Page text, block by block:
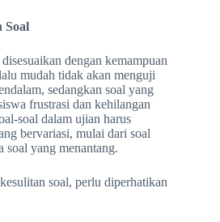
Soal
dengan kemampuan
mudah tidak akan menguji
sedangkan soal yang
frustrasi dan kehilangan
soal dalam ujian harus
bervariasi, mulai dari soal
soal yang menantang.
soal, perlu diperhatikan